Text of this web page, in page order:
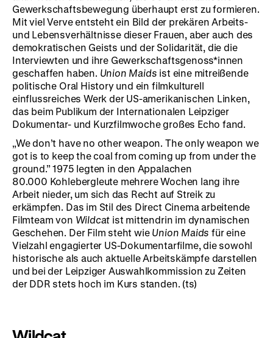
Gewerkschaftsbewegung überhaupt erst zu formieren.
Mit viel Verve entsteht ein Bild der prekären Arbeits-
und Lebensverhältnisse dieser Frauen, aber auch des
demokratischen Geists und der Solidarität, die die
Interviewten und ihre Gewerkschaftsgenoss*innen
geschaffen haben. Union Maids ist eine mitreißende
politische Oral History und ein filmkulturell
einflussreiches Werk der US-amerikanischen Linken,
das beim Publikum der Internationalen Leipziger
Dokumentar- und Kurzfilmwoche großes Echo fand.
„We don’t have no other weapon. The only weapon we
got is to keep the coal from coming up from under the
ground.” 1975 legten in den Appalachen
80.000 Kohlebergleute mehrere Wochen lang ihre
Arbeit nieder, um sich das Recht auf Streik zu
erkämpfen. Das im Stil des Direct Cinema arbeitende
Filmteam von Wildcat ist mittendrin im dynamischen
Geschehen. Der Film steht wie Union Maids für eine
Vielzahl engagierter US-Dokumentarfilme, die sowohl
historische als auch aktuelle Arbeitskämpfe darstellen
und bei der Leipziger Auswahlkommission zu Zeiten
der DDR stets hoch im Kurs standen. (ts)